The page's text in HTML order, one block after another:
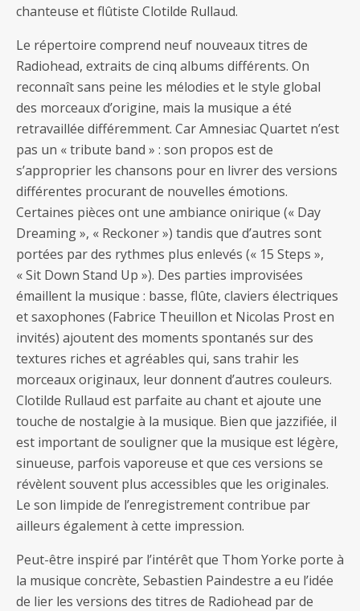
chanteuse et flûtiste Clotilde Rullaud.
Le répertoire comprend neuf nouveaux titres de
Radiohead, extraits de cinq albums différents. On
reconnaît sans peine les mélodies et le style global
des morceaux d’origine, mais la musique a été
retravaillée différemment. Car Amnesiac Quartet n’est
pas un « tribute band » : son propos est de
s’approprier les chansons pour en livrer des versions
différentes procurant de nouvelles émotions.
Certaines pièces ont une ambiance onirique (« Day
Dreaming », « Reckoner ») tandis que d’autres sont
portées par des rythmes plus enlevés (« 15 Steps »,
« Sit Down Stand Up »). Des parties improvisées
émaillent la musique : basse, flûte, claviers électriques
et saxophones (Fabrice Theuillon et Nicolas Prost en
invités) ajoutent des moments spontanés sur des
textures riches et agréables qui, sans trahir les
morceaux originaux, leur donnent d’autres couleurs.
Clotilde Rullaud est parfaite au chant et ajoute une
touche de nostalgie à la musique. Bien que jazzifiée, il
est important de souligner que la musique est légère,
sinueuse, parfois vaporeuse et que ces versions se
révèlent souvent plus accessibles que les originales.
Le son limpide de l’enregistrement contribue par
ailleurs également à cette impression.
Peut-être inspiré par l’intérêt que Thom Yorke porte à
la musique concrète, Sebastien Paindestre a eu l’idée
de lier les versions des titres de Radiohead par de